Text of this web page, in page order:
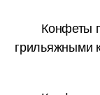
Конфеты
грильяжными